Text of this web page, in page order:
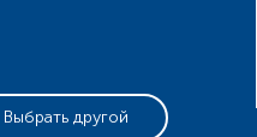
+7 (495) 255-19-29